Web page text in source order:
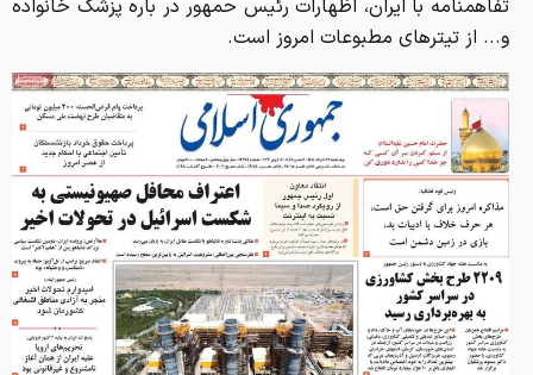
تفاهمنامه با ایران، اظهارات رئیس حمهور در باره پزشک خانواده
و... از تیترهای مطبوعات امروز است.